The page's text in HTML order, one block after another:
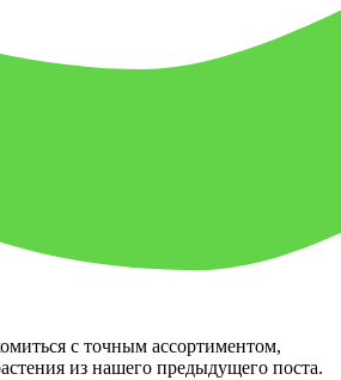
с точным ассортиментом,
из нашего предыдущего поста.